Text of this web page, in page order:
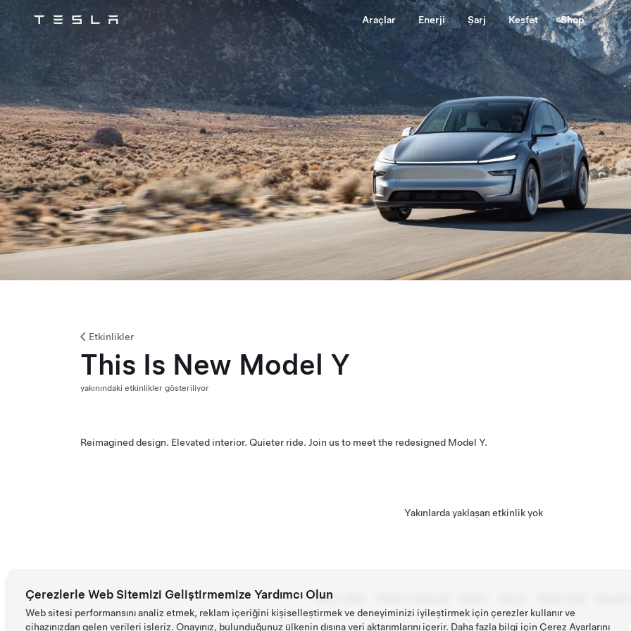
Tesla
Skip to main content
Araçlar Enerji Şarj Keşfet Shop
Etkinlikler
This Is New Model Y
yakınındaki etkinlikler gösteriliyor
Reimagined design. Elevated interior. Quieter ride. Join us to meet the redesigned Model Y.
Yakınlarda yaklaşan etkinlik yok
Tesla © 2026
Çerezlerle Web Sitemizi Geliştirmemize Yardımcı Olun
Web sitesi performansını analiz etmek, reklam içeriğini kişiselleştirmek ve deneyiminizi iyileştirmek için çerezler kullanır ve
cihazınızdan gelen verileri işleriz. Onayınız, bulunduğunuz ülkenin dışına veri aktarımlarını içerir. Daha fazla bilgi için Çerez Ayarlarını